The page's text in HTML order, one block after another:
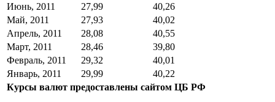
Июнь, 2011
27,99
40,26
Май, 2011
27,93
40,02
Апрель, 2011
28,08
40,55
Март, 2011
28,46
39,80
Февраль, 2011
29,32
40,01
Январь, 2011
29,99
40,22
Курсы валют предоставлены сайтом ЦБ РФ